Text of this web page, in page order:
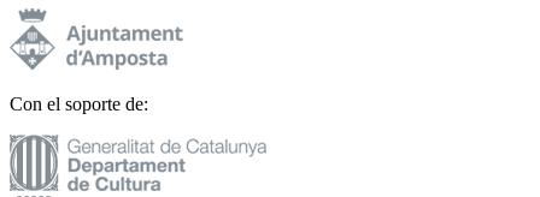
Con el soporte de: